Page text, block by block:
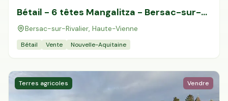
Bétail - 6 têtes Mangalitza - Bersac-sur-
Rivalier
Bersac-sur-Rivalier, Haute-Vienne
Bétail Vente Nouvelle-Aquitaine
Terres agricoles Vendre